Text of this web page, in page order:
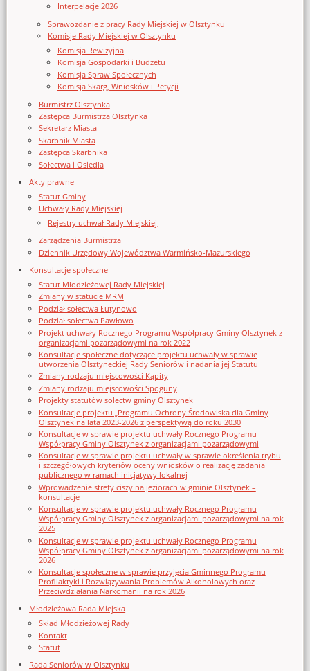
Interpelacje 2026
Sprawozdanie z pracy Rady Miejskiej w Olsztynku
Komisje Rady Miejskiej w Olsztynku
Komisja Rewizyjna
Komisja Gospodarki i Budżetu
Komisja Spraw Społecznych
Komisja Skarg, Wniosków i Petycji
Burmistrz Olsztynka
Zastępca Burmistrza Olsztynka
Sekretarz Miasta
Skarbnik Miasta
Zastępca Skarbnika
Sołectwa i Osiedla
Akty prawne
Statut Gminy
Uchwały Rady Miejskiej
Rejestry uchwał Rady Miejskiej
Zarządzenia Burmistrza
Dziennik Urzędowy Województwa Warmińsko-Mazurskiego
Konsultacje społeczne
Statut Młodzieżowej Rady Miejskiej
Zmiany w statucie MRM
Podział sołectwa Łutynowo
Podział sołectwa Pawłowo
Projekt uchwały Rocznego Programu Współpracy Gminy Olsztynek z
organizacjami pozarządowymi na rok 2022
Konsultacje społeczne dotyczące projektu uchwały w sprawie
utworzenia Olsztyneckiej Rady Seniorów i nadania jej Statutu
Zmiany rodzaju miejscowości Kąpity
Zmiany rodzaju miejscowości Spoguny
Projekty statutów sołectw gminy Olsztynek
Konsultacje projektu „Programu Ochrony Środowiska dla Gminy
Olsztynek na lata 2023-2026 z perspektywą do roku 2030
Konsultacje w sprawie projektu uchwały Rocznego Programu
Współpracy Gminy Olsztynek z organizacjami pozarządowymi
Konsultacje w sprawie projektu uchwały w sprawie określenia trybu
i szczegółowych kryteriów oceny wniosków o realizację zadania
publicznego w ramach inicjatywy lokalnej
Wprowadzenie strefy ciszy na jeziorach w gminie Olsztynek –
konsultacje
Konsultacje w sprawie projektu uchwały Rocznego Programu
Współpracy Gminy Olsztynek z organizacjami pozarządowymi na rok
2025
Konsultacje w sprawie projektu uchwały Rocznego Programu
Współpracy Gminy Olsztynek z organizacjami pozarządowymi na rok
2026
Konsultacje społeczne w sprawie przyjęcia Gminnego Programu
Profilaktyki i Rozwiązywania Problemów Alkoholowych oraz
Przeciwdziałania Narkomanii na rok 2026
Młodzieżowa Rada Miejska
Skład Młodzieżowej Rady
Kontakt
Statut
Rada Seniorów w Olsztynku